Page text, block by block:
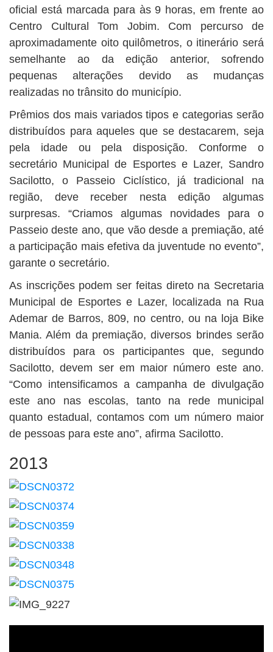
oficial está marcada para às 9 horas, em frente ao
Centro Cultural Tom Jobim. Com percurso de
aproximadamente oito quilômetros, o itinerário será
semelhante ao da edição anterior, sofrendo
pequenas alterações devido as mudanças
realizadas no trânsito do município.
Prêmios dos mais variados tipos e categorias serão
distribuídos para aqueles que se destacarem, seja
pela idade ou pela disposição. Conforme o
secretário Municipal de Esportes e Lazer, Sandro
Sacilotto, o Passeio Ciclístico, já tradicional na
região, deve receber nesta edição algumas
surpresas. “Criamos algumas novidades para o
Passeio deste ano, que vão desde a premiação, até
a participação mais efetiva da juventude no evento”,
garante o secretário.
As inscrições podem ser feitas direto na Secretaria
Municipal de Esportes e Lazer, localizada na Rua
Ademar de Barros, 809, no centro, ou na loja Bike
Mania. Além da premiação, diversos brindes serão
distribuídos para os participantes que, segundo
Sacilotto, devem ser em maior número este ano.
“Como intensificamos a campanha de divulgação
este ano nas escolas, tanto na rede municipal
quanto estadual, contamos com um número maior
de pessoas para este ano”, afirma Sacilotto.
2013